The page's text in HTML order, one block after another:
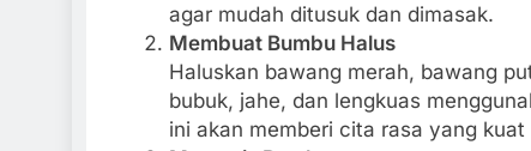
agar mudah ditusuk dan dimasak.
Membuat Bumbu Halus
Haluskan bawang merah, bawang
bubuk, jahe, dan lengkuas
ini akan memberi cita rasa yang